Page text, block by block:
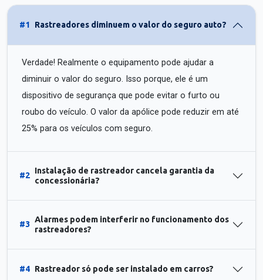
#1 Rastreadores diminuem o valor do seguro auto?
Verdade! Realmente o equipamento pode ajudar a
diminuir o valor do seguro. Isso porque, ele é um
dispositivo de segurança que pode evitar o furto ou
roubo do veículo. O valor da apólice pode reduzir em até
25% para os veículos com seguro.
#2
Instalação de rastreador cancela garantia da
concessionária?
#3
Alarmes podem interferir no funcionamento dos
rastreadores?
#4 Rastreador só pode ser instalado em carros?